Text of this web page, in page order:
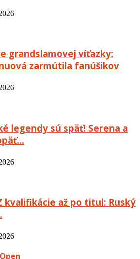
grandslamovej víťazky:
zarmútila fanúšikov
legendy sú späť! Serena a
kvalifikácie až po titul: Ruský